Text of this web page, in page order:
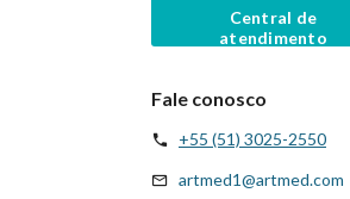
Central de
atendimento
Fale conosco
+55 (51) 3025-2550
artmed1@artmed.com